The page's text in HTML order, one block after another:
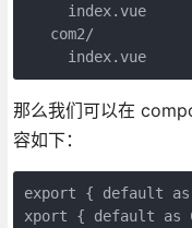
     index.vue
   com2/
     index.vue
那么我们可以在
容如下：
export { default as
xport { default as